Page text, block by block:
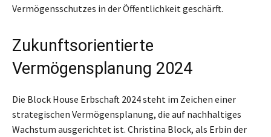
Vermögensschutzes in der Öffentlichkeit geschärft.
Zukunftsorientierte
Vermögensplanung 2024
Die Block House Erbschaft 2024 steht im Zeichen einer
strategischen Vermögensplanung, die auf nachhaltiges
Wachstum ausgerichtet ist. Christina Block, als Erbin der